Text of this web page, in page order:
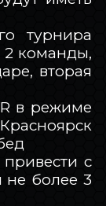
турнира
2 команды,
вторая
в режиме
с
не более 3